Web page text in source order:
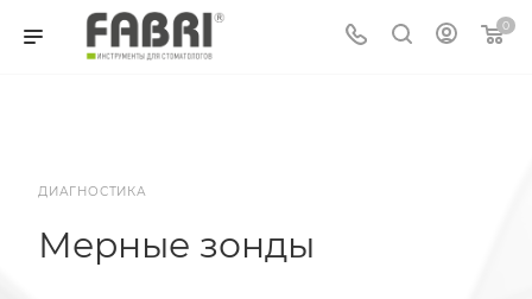
0
ДИАГНОСТИКА
Мерные зонды